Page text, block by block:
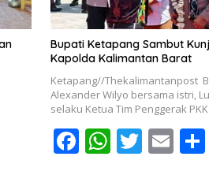
Bupati Ketapang Sambut
Kapolda Kalimantan Barat
Ketapang//Thekalimantanpost
Alexander Wilyo bersama istri,
selaku Ketua Tim Penggerak
F W T E S